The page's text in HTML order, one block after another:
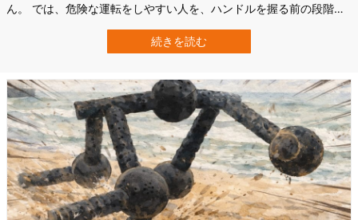
ん。 では、危険な運転をしやすい人を、ハンドルを握る前の段階で
大学（UOS）の研究チームは、ドライバーの心理特性、生理反応、
年齢や性別などの情報を組み合わせ、運転シミュレーター内で事故
続きを読む